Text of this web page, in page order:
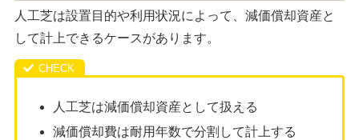
人工芝は設置目的や利用状況によって、減価償却資産と
して計上できるケースがあります。
人工芝は減価償却資産として扱える
減価償却費は耐用年数で分割して計上する